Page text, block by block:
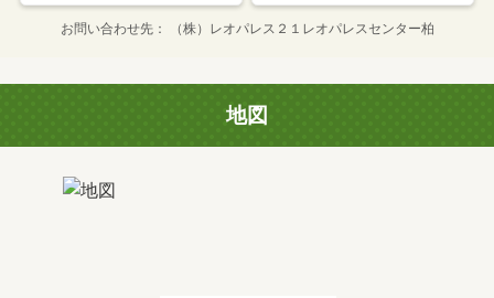
お問い合わせ先 （株）レオパレス２１レオパレスセンター柏
地図